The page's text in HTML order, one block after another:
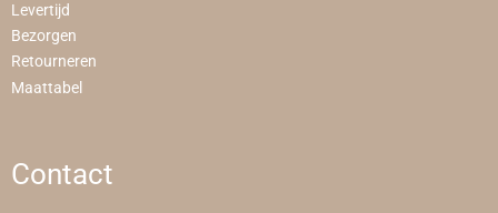
Levertijd
Bezorgen
Retourneren
Maattabel
Contact